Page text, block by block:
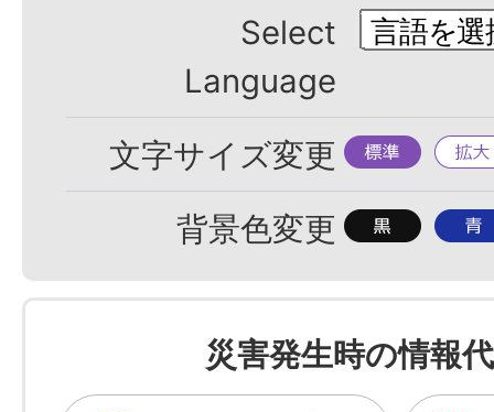
Select
Language
文字サイズ変更 標
準
拡
大
背景色変更 背
色
を
黒
背
色
を
青
災害発生時の情報